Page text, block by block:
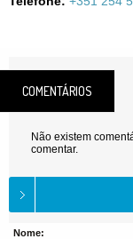
COMENTÁRIOS
Não existem
comentar.
Nome: